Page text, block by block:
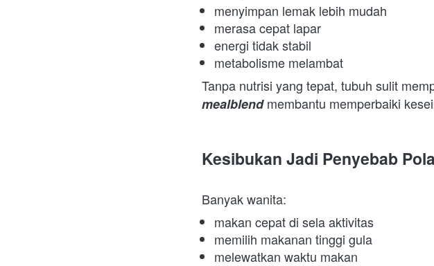
menyimpan lemak lebih mudah
merasa cepat lapar
energi tidak stabil
metabolisme melambat
Tanpa nutrisi yang tepat, tubuh sulit
mealblend membantu memperbaiki
Kesibukan Jadi Penyebab
Banyak wanita:
makan cepat di sela aktivitas
memilih makanan tinggi gula
melewatkan waktu makan